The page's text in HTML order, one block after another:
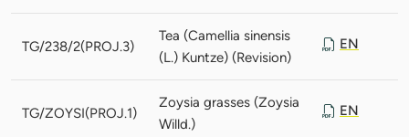
TG/238/2(PROJ.3)
Tea (Camellia sinensis
(L.) Kuntze) (Revision)
EN
TG/ZOYSI(PROJ.1)
Zoysia grasses (Zoysia
Willd.)
EN